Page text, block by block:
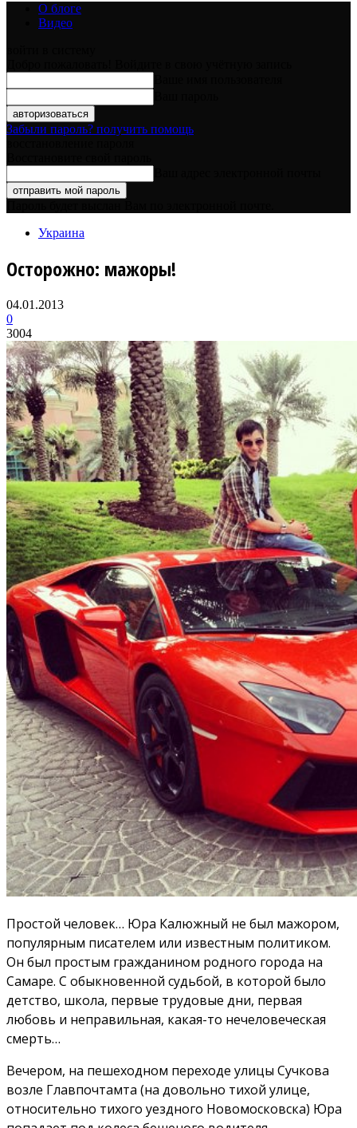
О блоге
Видео
Забыли пароль? получить помощь
Украина
Осторожно: мажоры!
04.01.2013
0
3004
Простой человек… Юра Калюжный не был мажором,
популярным писателем или известным политиком.
Он был простым гражданином родного города на
Самаре. С обыкновенной судьбой, в которой было
детство, школа, первые трудовые дни, первая
любовь и неправильная, какая-то нечеловеческая
смерть…
Вечером, на пешеходном переходе улицы Сучкова
возле Главпочтамта (на довольно тихой улице,
относительно тихого уездного Новомосковска) Юра